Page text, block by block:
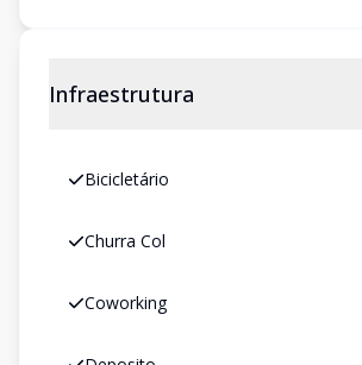
Infraestrutura
Bicicletário
Churra Col
Coworking